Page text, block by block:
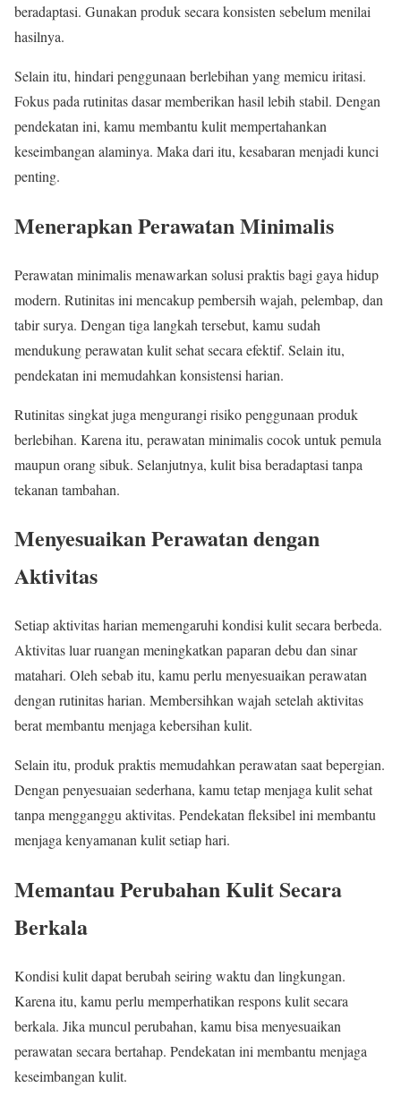
beradaptasi. Gunakan produk secara konsisten sebelum menilai
hasilnya.
Selain itu, hindari penggunaan berlebihan yang memicu iritasi.
Fokus pada rutinitas dasar memberikan hasil lebih stabil. Dengan
pendekatan ini, kamu membantu kulit mempertahankan
keseimbangan alaminya. Maka dari itu, kesabaran menjadi kunci
penting.
Menerapkan Perawatan Minimalis
Perawatan minimalis menawarkan solusi praktis bagi gaya hidup
modern. Rutinitas ini mencakup pembersih wajah, pelembap, dan
tabir surya. Dengan tiga langkah tersebut, kamu sudah
mendukung perawatan kulit sehat secara efektif. Selain itu,
pendekatan ini memudahkan konsistensi harian.
Rutinitas singkat juga mengurangi risiko penggunaan produk
berlebihan. Karena itu, perawatan minimalis cocok untuk pemula
maupun orang sibuk. Selanjutnya, kulit bisa beradaptasi tanpa
tekanan tambahan.
Menyesuaikan Perawatan dengan
Aktivitas
Setiap aktivitas harian memengaruhi kondisi kulit secara berbeda.
Aktivitas luar ruangan meningkatkan paparan debu dan sinar
matahari. Oleh sebab itu, kamu perlu menyesuaikan perawatan
dengan rutinitas harian. Membersihkan wajah setelah aktivitas
berat membantu menjaga kebersihan kulit.
Selain itu, produk praktis memudahkan perawatan saat bepergian.
Dengan penyesuaian sederhana, kamu tetap menjaga kulit sehat
tanpa mengganggu aktivitas. Pendekatan fleksibel ini membantu
menjaga kenyamanan kulit setiap hari.
Memantau Perubahan Kulit Secara
Berkala
Kondisi kulit dapat berubah seiring waktu dan lingkungan.
Karena itu, kamu perlu memperhatikan respons kulit secara
berkala. Jika muncul perubahan, kamu bisa menyesuaikan
perawatan secara bertahap. Pendekatan ini membantu menjaga
keseimbangan kulit.